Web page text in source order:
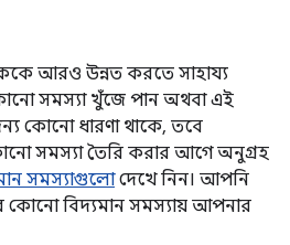
আরও উন্নত করতে সাহায্য
সমস্যা খুঁজে পান অথবা এই
কোনো ধারণা থাকে, তবে
সমস্যা তৈরি করার আগে অনুগ্রহ
সমস্যাগুলোদেখে নিন। আপনি
কোনো বিদ্যমান সমস্যায় আপনার